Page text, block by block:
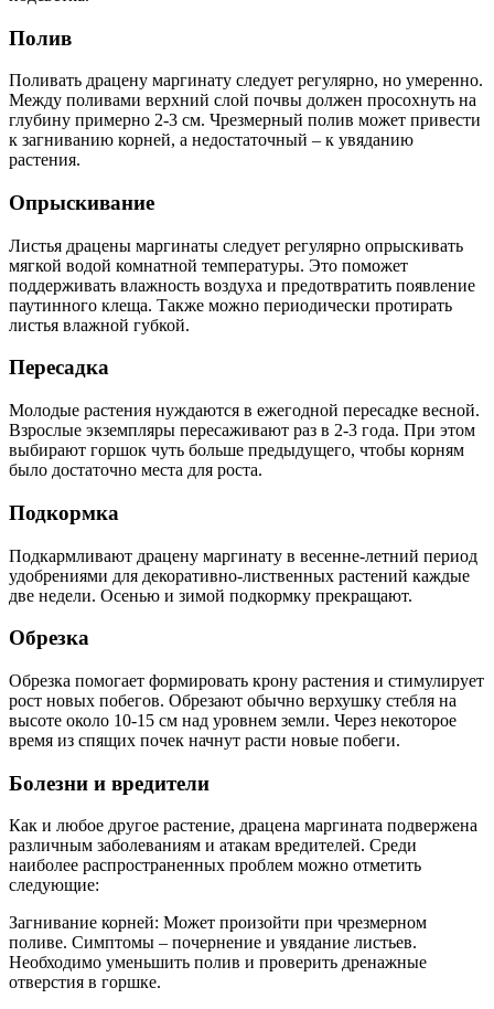
Полив
Поливать драцену маргинату следует регулярно, но умеренно.
Между поливами верхний слой почвы должен просохнуть на
глубину примерно 2-3 см. Чрезмерный полив может привести
к загниванию корней, а недостаточный – к увяданию
растения.
Опрыскивание
Листья драцены маргинаты следует регулярно опрыскивать
мягкой водой комнатной температуры. Это поможет
поддерживать влажность воздуха и предотвратить появление
паутинного клеща. Также можно периодически протирать
листья влажной губкой.
Пересадка
Молодые растения нуждаются в ежегодной пересадке весной.
Взрослые экземпляры пересаживают раз в 2-3 года. При этом
выбирают горшок чуть больше предыдущего, чтобы корням
было достаточно места для роста.
Подкормка
Подкармливают драцену маргинату в весенне-летний период
удобрениями для декоративно-лиственных растений каждые
две недели. Осенью и зимой подкормку прекращают.
Обрезка
Обрезка помогает формировать крону растения и стимулирует
рост новых побегов. Обрезают обычно верхушку стебля на
высоте около 10-15 см над уровнем земли. Через некоторое
время из спящих почек начнут расти новые побеги.
Болезни и вредители
Как и любое другое растение, драцена маргината подвержена
различным заболеваниям и атакам вредителей. Среди
наиболее распространенных проблем можно отметить
следующие:
Загнивание корней: Может произойти при чрезмерном
поливе. Симптомы – почернение и увядание листьев.
Необходимо уменьшить полив и проверить дренажные
отверстия в горшке.